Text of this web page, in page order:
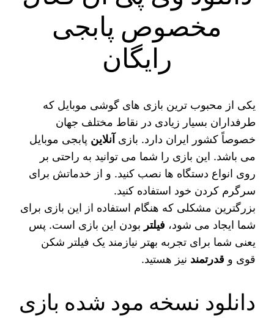
مخصوص پابجی
رایگان
یکی از محبوب‌ ترین بازی‌ های گوشی موبایل که
طرفداران بسیار زیادی در نقاط مختلف جهان
خصوصاً کشور ایران دارد. بازی آنلاین پابجی موبایل
می‌ باشد. این بازی را شما می‌ توانید به راحتی بر
روی انواع دستگاه‌ ها نصب کنید. و از خدماتش برای
سرگرم کردن خود استفاده کنید.
بزرگترین مشکلی که هنگام استفاده از این بازی برای
شما ایجاد می‌ شود، فیلتر بودن این بازی است. پس
یعنی شما برای تجربه بهتر نیازمند یک فیلتر شکن
قوی و قدرتمند نیز هستید.
دانلود نسخه مود شده بازی